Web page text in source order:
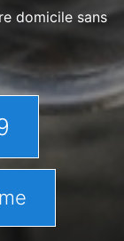
domicile sans